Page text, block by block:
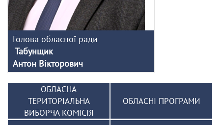
Голова обласної ради
Табунщик
Антон Вікторович
ОБЛАСНА
ТЕРИТОРІАЛЬНА
ВИБОРЧА КОМІСІЯ
ОБЛАСНІ ПРОГРАМИ